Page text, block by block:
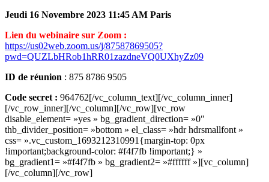
Jeudi 16 Novembre 2023 11:45 AM Paris
Lien du webinaire sur Zoom :
https://us02web.zoom.us/j/87587869505?
pwd=QUZLbHRob1hRR01zazdneVQ0UXhyZz09
ID de réunion : 875 8786 9505
Code secret : 964762[/vc_column_text][/vc_column_inner]
[/vc_row_inner][/vc_column][/vc_row][vc_row
disable_element= »yes » bg_gradient_direction= »0″
thb_divider_position= »bottom » el_class= »hdr hdrsmallfont »
css= ».vc_custom_1693212310991{margin-top: 0px
!important;background-color: #f4f7fb !important;} »
bg_gradient1= »#f4f7fb » bg_gradient2= »#ffffff »][vc_column]
[/vc_column][/vc_row]